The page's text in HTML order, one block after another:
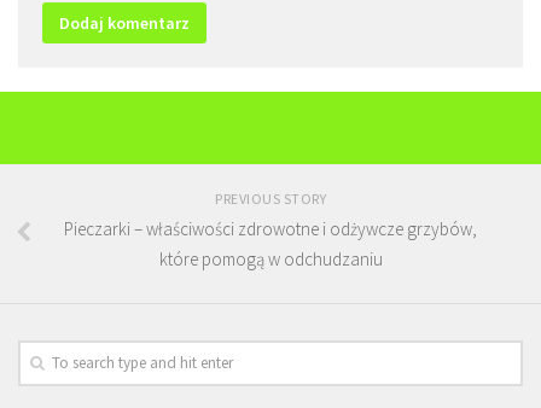
PREVIOUS STORY
Pieczarki – właściwości zdrowotne i odżywcze grzybów,
które pomogą w odchudzaniu